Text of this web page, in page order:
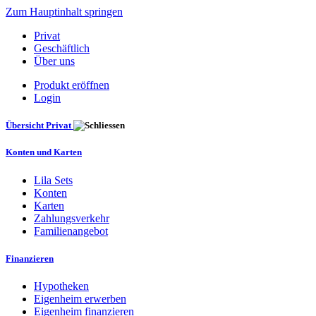
Zum Hauptinhalt springen
Privat
Geschäftlich
Über uns
Produkt eröffnen
Login
Übersicht Privat
Konten und Karten
Lila Sets
Konten
Karten
Zahlungsverkehr
Familienangebot
Finanzieren
Hypotheken
Eigenheim erwerben
Eigenheim finanzieren